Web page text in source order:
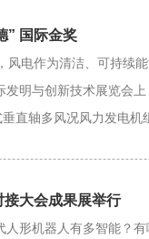
” 国际金奖
电作为清洁、可持续
明与创新技术展览会
直轴多风况风力发电机
大会成果展举行
形机器人有多智能？